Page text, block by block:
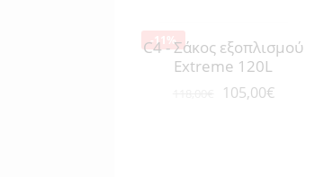
-11%
C4 - Σάκος εξοπλισμού
Extreme 120L
105,00€